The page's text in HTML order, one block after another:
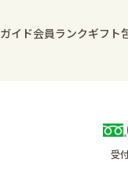
イド会員ランクギフト
受